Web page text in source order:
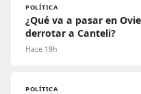
POLÍTICA
¿Qué va a pasar en
derrotar a Canteli?
Hace 19h
POLÍTICA